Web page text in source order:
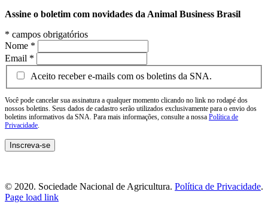
Assine o boletim com novidades da Animal Business Brasil
* campos obrigatórios
Nome *
Email *
Aceito receber e-mails com os boletins da SNA.
Você pode cancelar sua assinatura a qualquer momento clicando no link no rodapé dos
nossos boletins. Seus dados de cadastro serão utilizados exclusivamente para o envio dos
boletins informativos da SNA. Para mais informações, consulte a nossa Política de
Privacidade.
© 2020. Sociedade Nacional de Agricultura. Política de Privacidade.
Page load link